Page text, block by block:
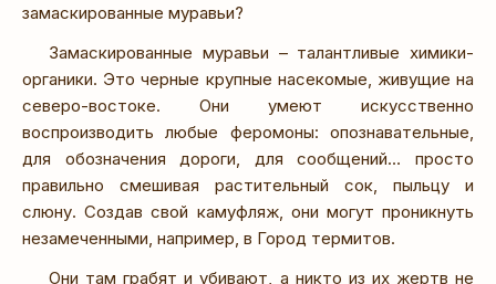
замаскированные муравьи?
Замаскированные муравьи – талантливые химики-
органики. Это черные крупные насекомые, живущие на
северо-востоке. Они умеют искусственно
воспроизводить любые феромоны: опознавательные,
для обозначения дороги, для сообщений… просто
правильно смешивая растительный сок, пыльцу и
слюну. Создав свой камуфляж, они могут проникнуть
незамеченными, например, в Город термитов.
Они там грабят и убивают, а никто из их жертв не